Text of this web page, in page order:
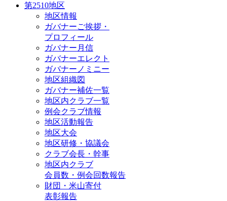
第2510地区
地区情報
ガバナーご挨拶・
プロフィール
ガバナー月信
ガバナーエレクト
ガバナーノミニー
地区組織図
ガバナー補佐一覧
地区内クラブ一覧
例会クラブ情報
地区活動報告
地区大会
地区研修・協議会
クラブ会長・幹事
地区内クラブ
会員数・例会回数報告
財団・米山寄付
表彰報告